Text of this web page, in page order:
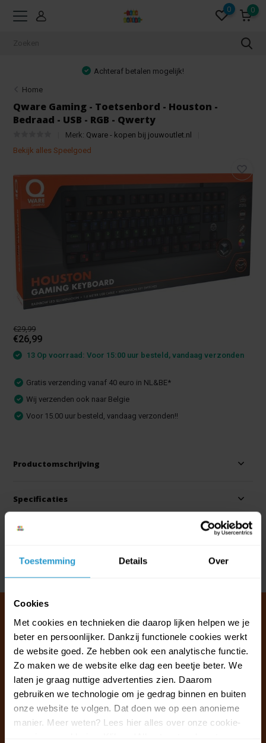
Toestemming Details Over
Cookies
Met cookies en technieken die daarop lijken helpen we je
beter en persoonlijker. Dankzij functionele cookies werkt
de website goed. Ze hebben ook een analytische functie.
Zo maken we de website elke dag een beetje beter. We
laten je graag nuttige advertenties zien. Daarom
gebruiken we technologie om je gedrag binnen en buiten
onze website te volgen. Dat doen we op een anonieme
manier. Meer weten? Lees hier alles over onze cookie-
0 0
Achteraf betalen mogelijk!
Home
Qware Gaming - Toetsenbord - Houston -
Bedraad - USB - RGB - Qwerty
Merk: Qware - kopen bij jouwoutlet.nl
Bekijk alles Speelgoed
€29,99
€26,99
13 Op voorraad: Voor 15:00 uur besteld, vandaag verzonden
Gratis verzending vanaf 40 euro in NL&BE*
Wij verzenden ook naar Belgie
Voor 15.00 uur besteld, vandaag verzonden!!
Productomschrijving
Specificaties
Reviews
Klantenservice & FAQ
Wij staan voor u klaar.
Ma t/m vr van 09:30 - 16:00 telefonisch
+31 (0)13 785 62 41